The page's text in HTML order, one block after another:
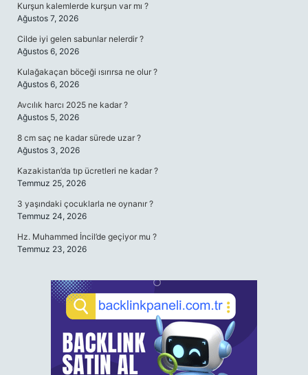
Kurşun kalemlerde kurşun var mı ?
Ağustos 7, 2026
Cilde iyi gelen sabunlar nelerdir ?
Ağustos 6, 2026
Kulağakaçan böceği ısırırsa ne olur ?
Ağustos 6, 2026
Avcılık harcı 2025 ne kadar ?
Ağustos 5, 2026
8 cm saç ne kadar sürede uzar ?
Ağustos 3, 2026
Kazakistan’da tıp ücretleri ne kadar ?
Temmuz 25, 2026
3 yaşındaki çocuklarla ne oynanır ?
Temmuz 24, 2026
Hz. Muhammed İncil’de geçiyor mu ?
Temmuz 23, 2026